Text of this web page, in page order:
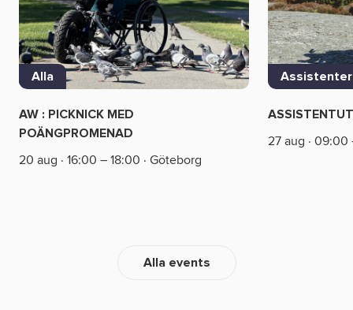
Alla
AW : PICKNICK MED
POÄNGPROMENAD
20 aug · 16:00 – 18:00 · Göteborg
Assistenter
27 aug · 09:00
Alla events